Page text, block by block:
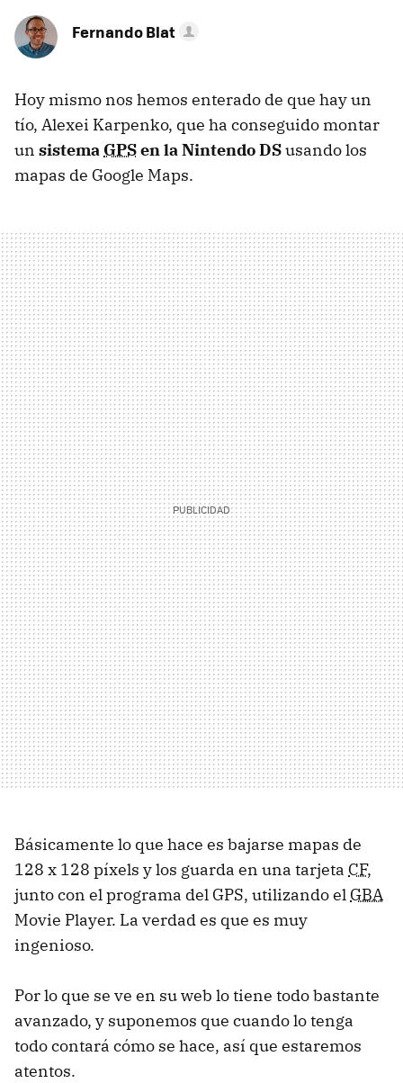
Fernando Blat
Hoy mismo nos hemos enterado de que hay un
tío, Alexei Karpenko, que ha conseguido montar
un sistema GPSen la Nintendo DSusando los
mapas de Google Maps.
Básicamente lo que hace es bajarse mapas de
128 x 128 píxels y los guarda en una tarjeta CF,
junto con el programa del GPS, utilizando el GBA
Movie Player. La verdad es que es muy
ingenioso.
Por lo que se ve en su web lo tiene todo bastante
avanzado, y suponemos que cuando lo tenga
todo contará cómo se hace, así que estaremos
atentos.